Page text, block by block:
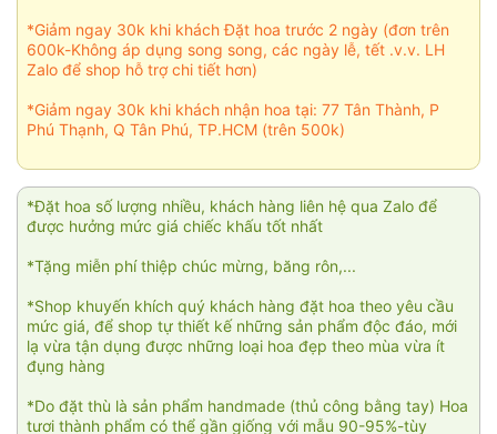
*Giảm ngay 30k khi khách Đặt hoa trước 2 ngày (đơn trên
600k-Không áp dụng song song, các ngày lễ, tết .v.v. LH
Zalo để shop hỗ trợ chi tiết hơn)
*Giảm ngay 30k khi khách nhận hoa tại: 77 Tân Thành, P
Phú Thạnh, Q Tân Phú, TP.HCM (trên 500k)
*Đặt hoa số lượng nhiều, khách hàng liên hệ qua Zalo để
được hưởng mức giá chiếc khấu tốt nhất
*Tặng miễn phí thiệp chúc mừng, băng rôn,...
*Shop khuyến khích quý khách hàng đặt hoa theo yêu cầu
mức giá, để shop tự thiết kế những sản phẩm độc đáo, mới
lạ vừa tận dụng được những loại hoa đẹp theo mùa vừa ít
đụng hàng
*Do đặt thù là sản phẩm handmade (thủ công bằng tay) Hoa
tươi thành phẩm có thể gần giống với mẫu 90-95%-tùy